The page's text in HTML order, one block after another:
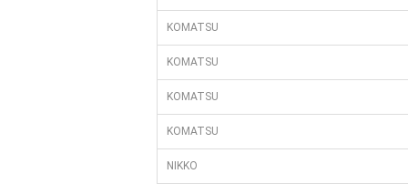
KOMATSU
KOMATSU
KOMATSU
KOMATSU
NIKKO